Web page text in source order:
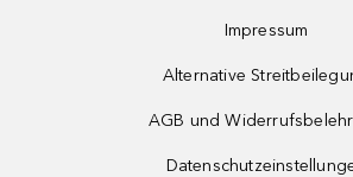
Impressum
Alternative
AGB und